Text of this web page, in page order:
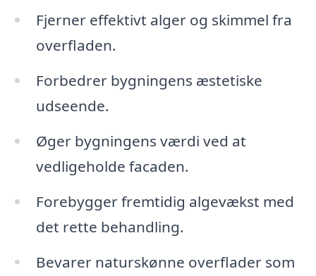
Fjerner effektivt alger og skimmel fra
overfladen.
Forbedrer bygningens æstetiske
udseende.
Øger bygningens værdi ved at
vedligeholde facaden.
Forebygger fremtidig algevækst med
det rette behandling.
Bevarer naturskønne overflader som